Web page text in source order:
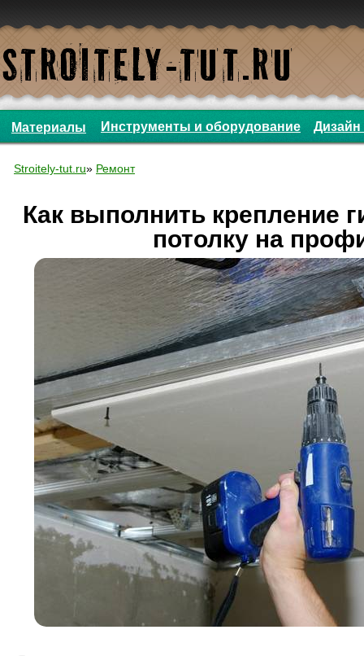
Материалы Инструменты и оборудование Дизайн
Stroitely-tut.ru» Ремонт
Как выполнить крепление
потолку на